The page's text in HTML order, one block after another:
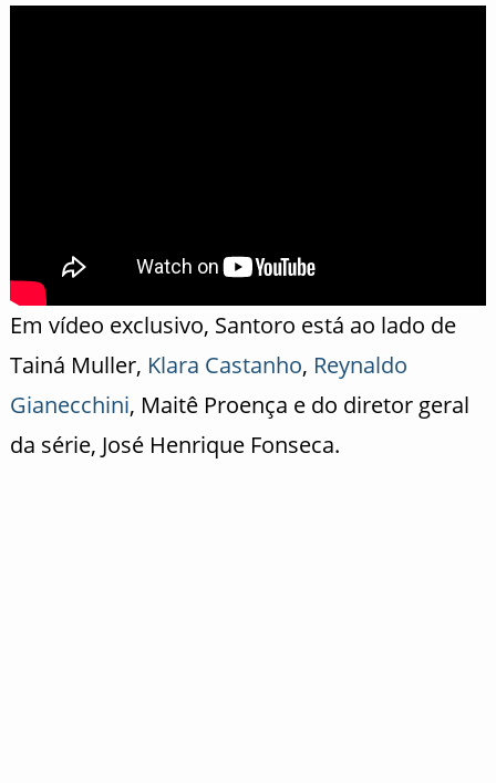
Em vídeo exclusivo, Santoro está ao lado de
Tainá Muller, Klara Castanho, Reynaldo
Gianecchini, Maitê Proença e do diretor geral
da série, José Henrique Fonseca.